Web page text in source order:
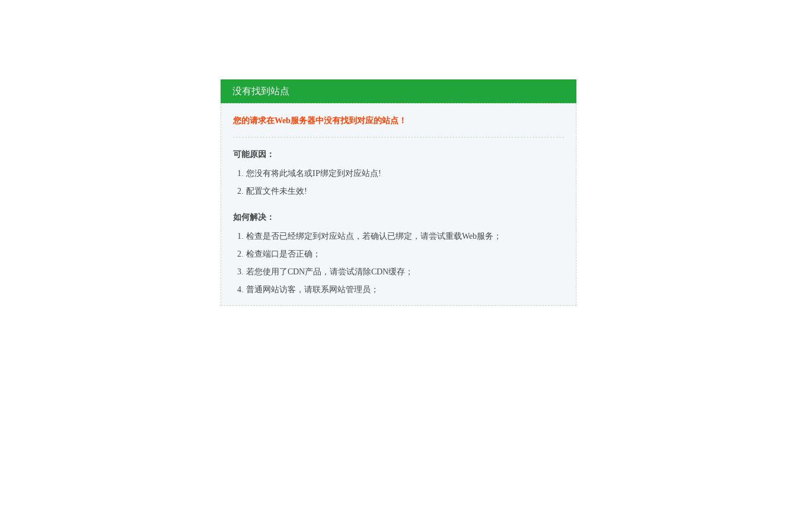
没有找到站点
您的请求在Web服务器中没有找到对应的站点！
可能原因：
您没有将此域名或IP绑定到对应站点!
配置文件未生效!
如何解决：
检查是否已经绑定到对应站点，若确认已绑定，请尝试重载Web服务；
检查端口是否正确；
若您使用了CDN产品，请尝试清除CDN缓存；
普通网站访客，请联系网站管理员；